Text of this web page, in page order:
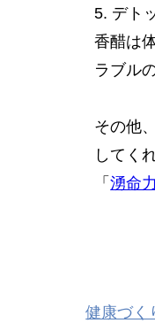
5. デト
香醋は
ラブル
その他
してく
「湧命
健康づく